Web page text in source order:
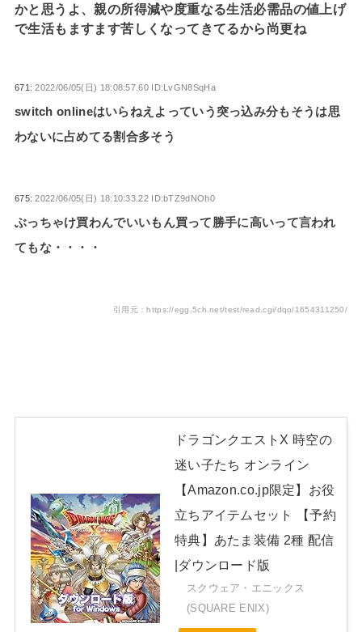
かと思うよ、親の所得減や度重なる生活必需品の値上げ
で生活もますます苦しくなってきてるから尚更ね
671:2022/06/05(日) 18:08:57.60 ID:LvGN8SqHa
switch onlineはいらねえよっていう突っ込み分もそうは思
わないに占めてる割合多そう
675:2022/06/05(日) 18:10:33.22 ID:bTZ9dNOh0
ぶっちゃけ買わんでいいもん買って勝手に高いって言われ
てもな・・・・
引用元：https://egg.5ch.net/test/read.cgi/dqo/1654311250/
ドラゴンクエストX 時空の
迷い子たち オンライン
【Amazon.co.jp限定】お役
立ちアイテムセット 【予約
特典】あたま装備 2種 配信
|ダウンロード版
スクウェア・エニックス
(SQUARE ENIX)